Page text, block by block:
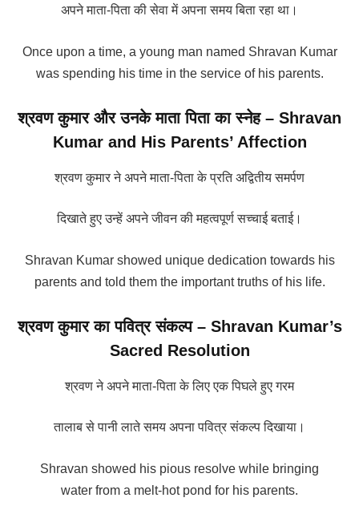
अपने माता-पिता की सेवा में अपना समय बिता रहा था।
Once upon a time, a young man named Shravan Kumar
was spending his time in the service of his parents.
श्रवण कुमार और उनके माता पिता का स्नेह – Shravan
Kumar and His Parents’ Affection
श्रवण कुमार ने अपने माता-पिता के प्रति अद्वितीय समर्पण
दिखाते हुए उन्हें अपने जीवन की महत्वपूर्ण सच्चाई बताई।
Shravan Kumar showed unique dedication towards his
parents and told them the important truths of his life.
श्रवण कुमार का पवित्र संकल्प – Shravan Kumar’s
Sacred Resolution
श्रवण ने अपने माता-पिता के लिए एक पिघले हुए गरम
तालाब से पानी लाते समय अपना पवित्र संकल्प दिखाया।
Shravan showed his pious resolve while bringing
water from a melt-hot pond for his parents.